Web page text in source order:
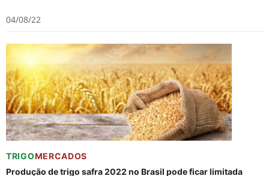
04/08/22
TRIGOMERCADOS
Produção de trigo safra 2022 no Brasil pode ficar limitada